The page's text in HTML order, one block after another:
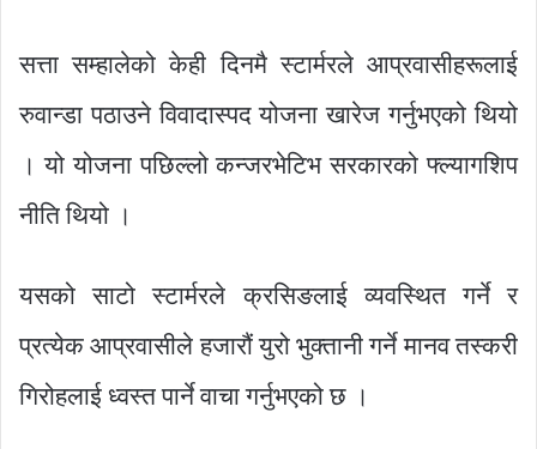
सत्ता सम्हालेको केही दिनमै स्टार्मरले आप्रवासीहरूलाई
रुवान्डा पठाउने विवादास्पद योजना खारेज गर्नुभएको थियो
। यो योजना पछिल्लो कन्जरभेटिभ सरकारको फ्ल्यागशिप
नीति थियो ।
यसको साटो स्टार्मरले क्रसिङलाई व्यवस्थित गर्ने र
प्रत्येक आप्रवासीले हजारौं युरो भुक्तानी गर्ने मानव तस्करी
गिरोहलाई ध्वस्त पार्ने वाचा गर्नुभएको छ ।